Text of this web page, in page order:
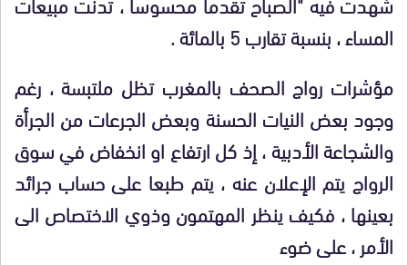
المساء ، بنسبة تقارب 5 بالمائة .
مؤشرات رواج الصحف بالمغرب تظل ملتبسة ، رغم
وجود بعض النيات الحسنة وبعض الجرعات من الجرأة
والشجاعة الأدبية ، إذ كل ارتفاع او انخفاض في سوق
الرواج يتم الإعلان عنه ، يتمطبعا على حساب جرائد
بعينها ، فكيف ينظر المهتمون وذوي الاختصاص الى
الأمر ، على ضوء